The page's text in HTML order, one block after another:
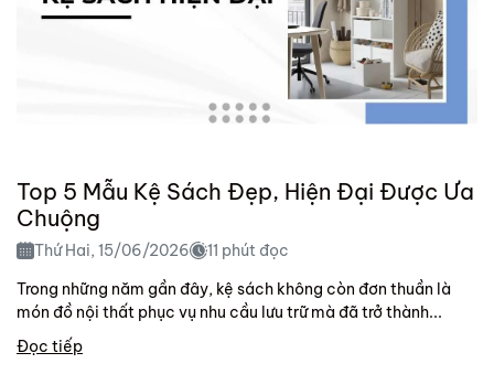
Top 5 Mẫu Kệ Sách Đẹp, Hiện Đại Được Ưa
Chuộng
Thứ Hai, 15/06/2026
11 phút đọc
Trong những năm gần đây, kệ sách không còn đơn thuần là
món đồ nội thất phục vụ nhu cầu lưu trữ mà đã trở thành...
Đọc tiếp